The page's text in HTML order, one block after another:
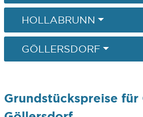
HOLLABRUNN
GÖLLERSDORF
Grundstückspreise für